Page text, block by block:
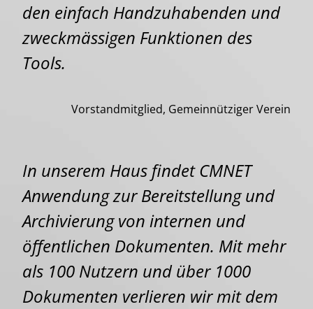
den einfach Handzuhabenden und
zweckmässigen Funktionen des
Tools.
Vorstandmitglied, Gemeinnütziger Verein
In unserem Haus findet CMNET
Anwendung zur Bereitstellung und
Archivierung von internen und
öffentlichen Dokumenten. Mit mehr
als 100 Nutzern und über 1000
Dokumenten verlieren wir mit dem